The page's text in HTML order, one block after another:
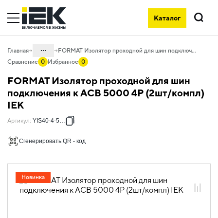
Каталог
Поиск
Главная ...
04. Щитовое оборудование
04.10.06.03 Изоляторы шинные
FORMAT Изолятор проходной для шин подключения к ACB 5000 4P (2шт/компл) IEK
Сравнение 0 Избранное 0
FORMAT Изолятор проходной для шин
подключения к ACB 5000 4P (2шт/компл)
IEK
Новинка
Артикул: YIS40-4-5000
Сгенерировать QR - код